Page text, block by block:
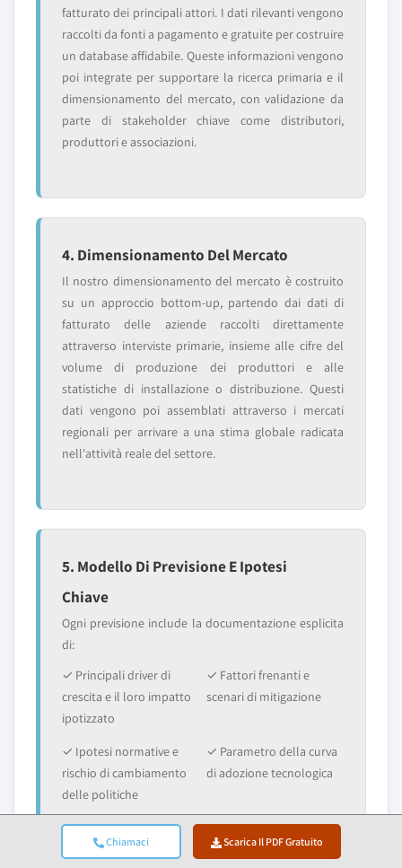
Chiamaci Scarica Il PDF Gratuito
fatturato dei principali attori. I dati rilevanti vengono
raccolti da fonti a pagamento e gratuite per costruire
un database affidabile. Queste informazioni vengono
poi integrate per supportare la ricerca primaria e il
dimensionamento del mercato, con validazione da
parte di stakeholder chiave come distributori,
produttori e associazioni.
4. Dimensionamento Del Mercato
Il nostro dimensionamento del mercato è costruito
su un approccio bottom-up, partendo dai dati di
fatturato delle aziende raccolti direttamente
attraverso interviste primarie, insieme alle cifre del
volume di produzione dei produttori e alle
statistiche di installazione o distribuzione. Questi
dati vengono poi assemblati attraverso i mercati
regionali per arrivare a una stima globale radicata
nell'attività reale del settore.
5. Modello Di Previsione E Ipotesi
Chiave
Ogni previsione include la documentazione esplicita
di:
✓ Principali driver di
crescita e il loro impatto
ipotizzato
✓ Fattori frenanti e
scenari di mitigazione
✓ Ipotesi normative e
rischio di cambiamento
delle politiche
✓ Parametro della curva
di adozione tecnologica
✓ Ipotesi
macroeconomiche
✓ Dinamiche competitive
e aspettative di